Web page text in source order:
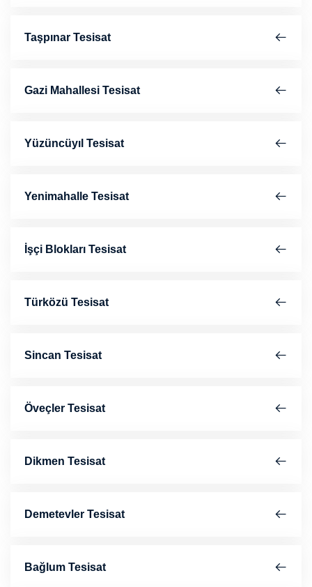
Taşpınar Tesisat
Gazi Mahallesi Tesisat
Yüzüncüyıl Tesisat
Yenimahalle Tesisat
İşçi Blokları Tesisat
Türközü Tesisat
Sincan Tesisat
Öveçler Tesisat
Dikmen Tesisat
Demetevler Tesisat
Bağlum Tesisat